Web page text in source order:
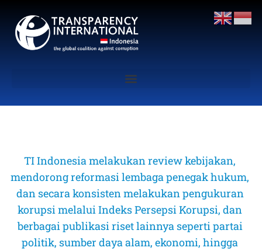
TI Indonesia melakukan review kebijakan,
mendorong reformasi lembaga penegak hukum,
dan secara konsisten melakukan pengukuran
korupsi melalui Indeks Persepsi Korupsi, dan
berbagai publikasi riset lainnya seperti partai
politik, sumber daya alam, ekonomi, hingga